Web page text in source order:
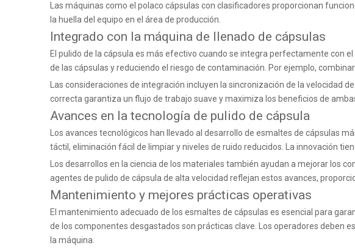
Las máquinas como el polaco cápsulas con clasificadores proporcionan
la huella del equipo en el área de producción.
Integrado con la máquina de llenado de cápsulas
El pulido de la cápsula es más efectivo cuando se integra perfectamente con
de las cápsulas y reduciendo el riesgo de contaminación. Por ejemplo,
Las consideraciones de integración incluyen la sincronización de la velocidad
correcta garantiza un flujo de trabajo suave y maximiza los beneficios de
Avances en la tecnología de pulido de cápsula
Los avances tecnológicos han llevado al desarrollo de esmaltes de cápsulas
táctil, eliminación fácil de limpiar y niveles de ruido reducidos. La innovación
Los desarrollos en la ciencia de los materiales también ayudan a mejorar los
agentes de pulido de cápsula de alta velocidad reflejan estos avances,
Mantenimiento y mejores prácticas operativas
El mantenimiento adecuado de los esmaltes de cápsulas es esencial para
de los componentes desgastados son prácticas clave. Los operadores deben
la máquina.